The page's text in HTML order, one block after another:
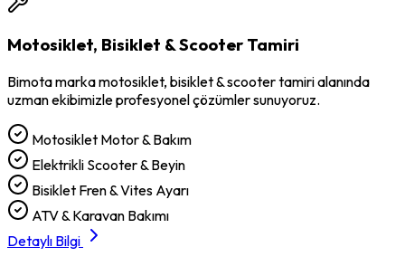
Motosiklet, Bisiklet & Scooter Tamiri
Bimotamarkamotosiklet, bisiklet & scooter tamirialanında
uzman ekibimizle profesyonel çözümler sunuyoruz.
Motosiklet Motor & Bakım
Elektrikli Scooter & Beyin
Bisiklet Fren & Vites Ayarı
ATV & Karavan Bakımı
Detaylı Bilgi